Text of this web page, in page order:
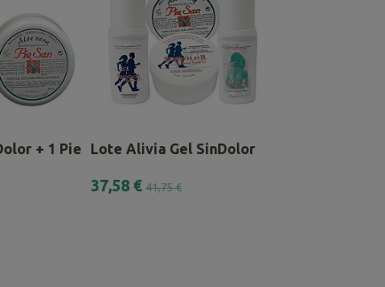
+ 1 Pie San...Lote Alivia Gel SinDolor
37,58 € 41,75 €